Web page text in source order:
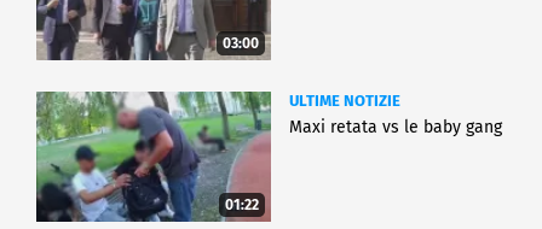
03:00
01:22
ULTIME NOTIZIE
Maxi retata vs le baby gang